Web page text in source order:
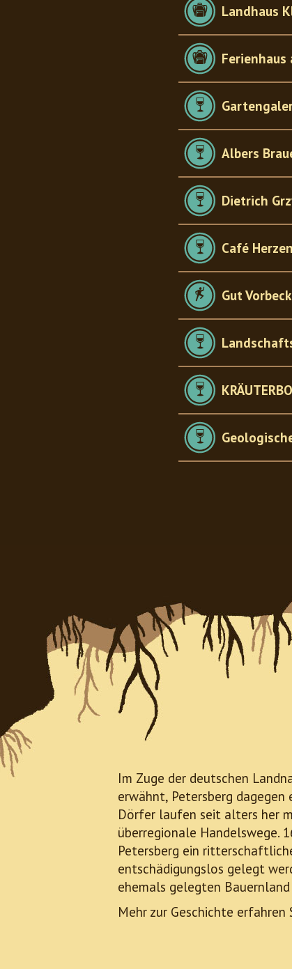
Landhaus
Ferienhaus
Albers
Dietrich
Café
Gut Vorbeck
Im Zuge der deutschen
erwähnt, Petersberg
Dörfer laufen seit alters her
überregionale Handelswege.
Petersberg ein
entschädigungslos gelegt
ehemals gelegten
Mehr zur Geschichte erfahren